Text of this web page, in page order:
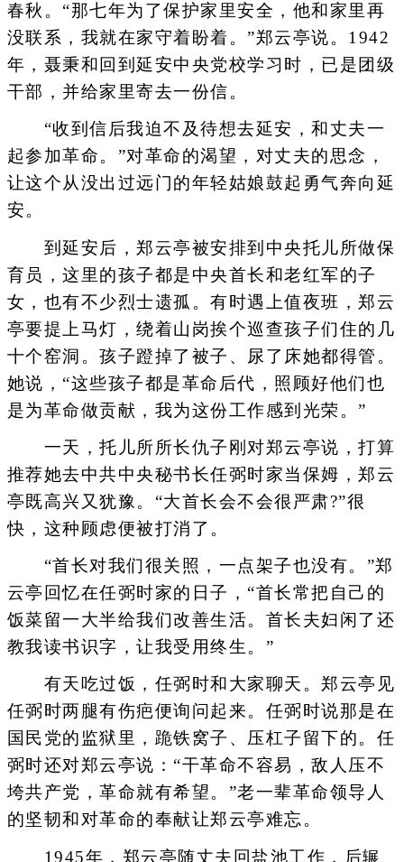
春秋。“那七年为了保护家里安全，他和家里再
没联系，我就在家守着盼着。”郑云亭说。1942
年，聂秉和回到延安中央党校学习时，已是团级
干部，并给家里寄去一份信。
“收到信后我迫不及待想去延安，和丈夫一
起参加革命。”对革命的渴望，对丈夫的思念，
让这个从没出过远门的年轻姑娘鼓起勇气奔向延
安。
到延安后，郑云亭被安排到中央托儿所做保
育员，这里的孩子都是中央首长和老红军的子
女，也有不少烈士遗孤。有时遇上值夜班，郑云
亭要提上马灯，绕着山岗挨个巡查孩子们住的几
十个窑洞。孩子蹬掉了被子、尿了床她都得管。
她说，“这些孩子都是革命后代，照顾好他们也
是为革命做贡献，我为这份工作感到光荣。”
一天，托儿所所长仇子刚对郑云亭说，打算
推荐她去中共中央秘书长任弼时家当保姆，郑云
亭既高兴又犹豫。“大首长会不会很严肃?”很
快，这种顾虑便被打消了。
“首长对我们很关照，一点架子也没有。”郑
云亭回忆在任弼时家的日子，“首长常把自己的
饭菜留一大半给我们改善生活。首长夫妇闲了还
教我读书识字，让我受用终生。”
有天吃过饭，任弼时和大家聊天。郑云亭见
任弼时两腿有伤疤便询问起来。任弼时说那是在
国民党的监狱里，跪铁窝子、压杠子留下的。任
弼时还对郑云亭说：“干革命不容易，敌人压不
垮共产党，革命就有希望。”老一辈革命领导人
的坚韧和对革命的奉献让郑云亭难忘。
1945年，郑云亭随丈夫回盐池工作，后辗